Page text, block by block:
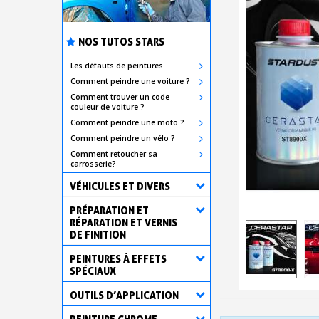
NOS TUTOS STARS
Les défauts de peintures
Comment peindre une voiture ?
Comment trouver un code
couleur de voiture ?
Comment peindre une moto ?
Comment peindre un vélo ?
Comment retoucher sa
carrosserie?
VÉHICULES ET DIVERS
PRÉPARATION ET
RÉPARATION ET VERNIS
DE FINITION
PEINTURES À EFFETS
SPÉCIAUX
OUTILS D’APPLICATION